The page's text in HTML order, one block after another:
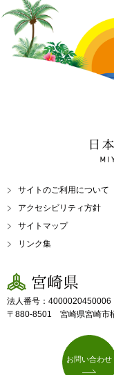
日本
サイトのご利用について
アクセシビリティ方針
サイトマップ
リンク集
宮崎県
法人番号：4000020450006
〒880-8501 宮崎県宮崎市
お問い合わせ